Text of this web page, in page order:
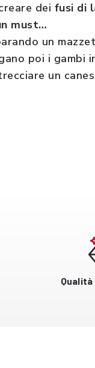
dei fusi di
must…
un
poi i gambi
un